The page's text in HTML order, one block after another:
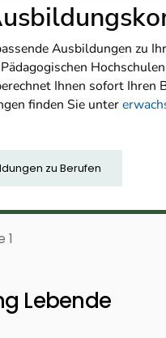
Ausbildungen zu
Ihnen sofort Ihren
finden Sie unter
zu Berufen
1
Lebende